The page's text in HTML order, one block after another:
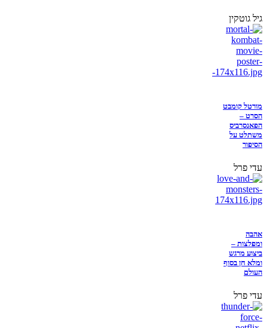
גיל גוטקין
מורטל קומבט
הסרט –
הפאנסרביס
משתלט על
הסיפור
עדי פרל
אהבה
ומפלצות –
ביצוע מרגש
ומלא חן בסוף
העולם
עדי פרל